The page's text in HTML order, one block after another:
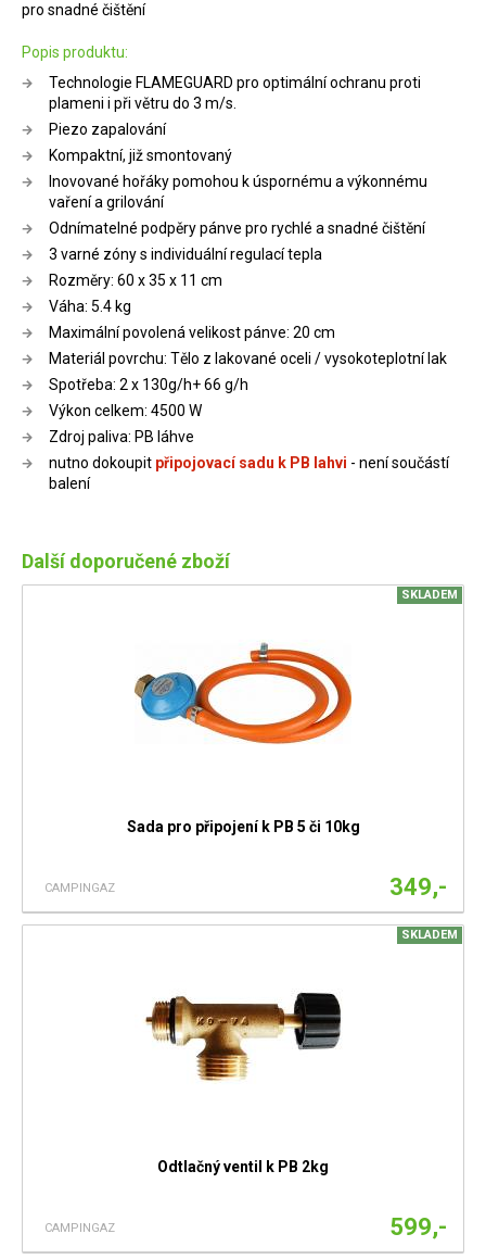
pro snadné čištění
Popis produktu:
Technologie FLAMEGUARD pro optimální ochranu proti
plameni i při větru do 3 m/s.
Piezo zapalování
Kompaktní, již smontovaný
Inovované hořáky pomohou k úspornému a výkonnému
vaření a grilování
Odnímatelné podpěry pánve pro rychlé a snadné čištění
3 varné zóny s individuální regulací tepla
Rozměry: 60 x 35 x 11 cm
Váha: 5.4 kg
Maximální povolená velikost pánve: 20 cm
Materiál povrchu: Tělo z lakované oceli / vysokoteplotní lak
Spotřeba: 2 x 130g/h+ 66 g/h
Výkon celkem: 4500 W
Zdroj paliva: PB láhve
nutno dokoupit připojovací sadu k PB lahvi - není součástí
balení
Další doporučené zboží
SKLADEM
Sada pro připojení k PB 5 či 10kg
CAMPINGAZ 349,-
SKLADEM
Odtlačný ventil k PB 2kg
CAMPINGAZ 599,-